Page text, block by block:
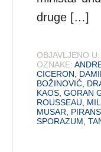
druge […]
OBJAVLJENO U:
OZNAKE:
CICERON
BOŽINOVIĆ
KAOS ,GORAN
ROUSSEAU
MUSAR
SPORAZUM ,